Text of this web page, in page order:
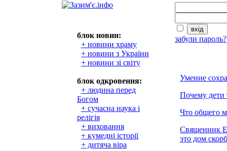
блок новин:
+ новини храму
+ новини з України
+ новини зі світу
блок одкровення:
+ людина перед
Богом
+ сучасна наука і
релігія
+ виховання
+ кумедні історії
+ дитяча віра
забули пароль?
Умение
Почему дети
Что общего
Священник
это дом